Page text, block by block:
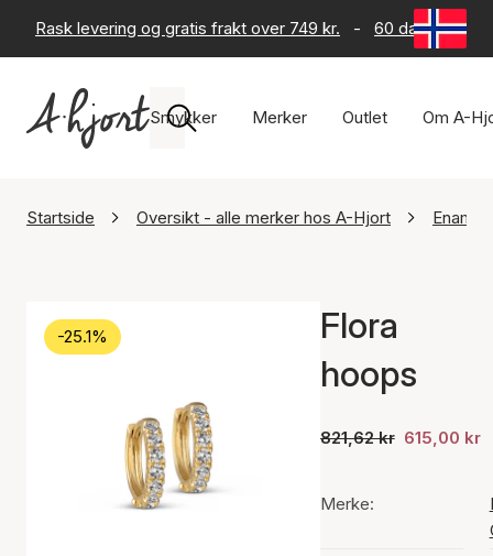
Rask levering og gratis frakt over 749 kr. - 60 dagers
Smykker Merker Outlet Om A-
Startside Oversikt - alle merker hos A-Hjort
-25.1%
Flora
hoops
821,62 kr 615,00 kr
Merke: